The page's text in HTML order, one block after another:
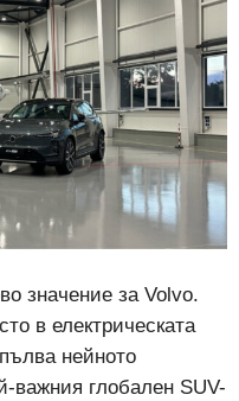
значение за Volvo.
в електрическата
нейното
важния глобален SUV-